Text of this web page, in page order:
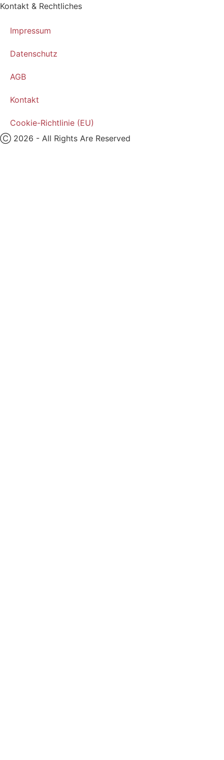
Kontakt & Rechtliches
Impressum
Datenschutz
AGB
Kontakt
Cookie-Richtlinie (EU)
Ⓒ 2026 - All Rights Are Reserved